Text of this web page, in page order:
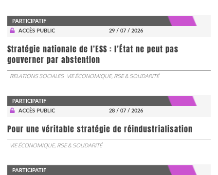
PARTICIPATIF
ACCÈS PUBLIC
29 / 07 / 2026
Stratégie nationale de l’ESS : l’État ne peut pas
gouverner par abstention
RELATIONS SOCIALES VIE ÉCONOMIQUE, RSE & SOLIDARITÉ
PARTICIPATIF
ACCÈS PUBLIC
28 / 07 / 2026
Pour une véritable stratégie de réindustrialisation
VIE ÉCONOMIQUE, RSE & SOLIDARITÉ
PARTICIPATIF